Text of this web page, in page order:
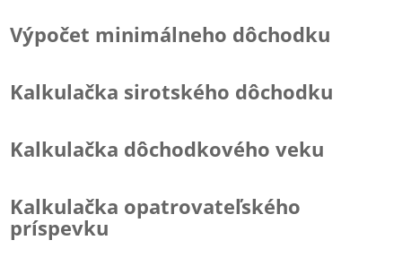
Výpočet minimálneho dôchodku
Kalkulačka sirotského dôchodku
Kalkulačka dôchodkového veku
Kalkulačka opatrovateľského
príspevku